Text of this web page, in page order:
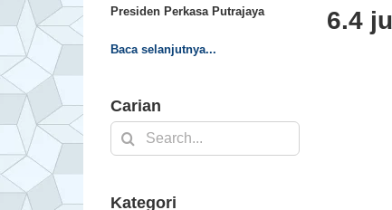
6.4
Presiden Perkasa Putrajaya
Baca selanjutnya...
Carian
Search
for:
Kategori